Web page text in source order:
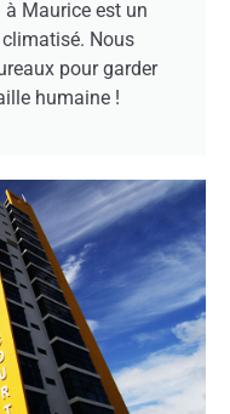
Maurice est un
Nous
pour garder
humaine !